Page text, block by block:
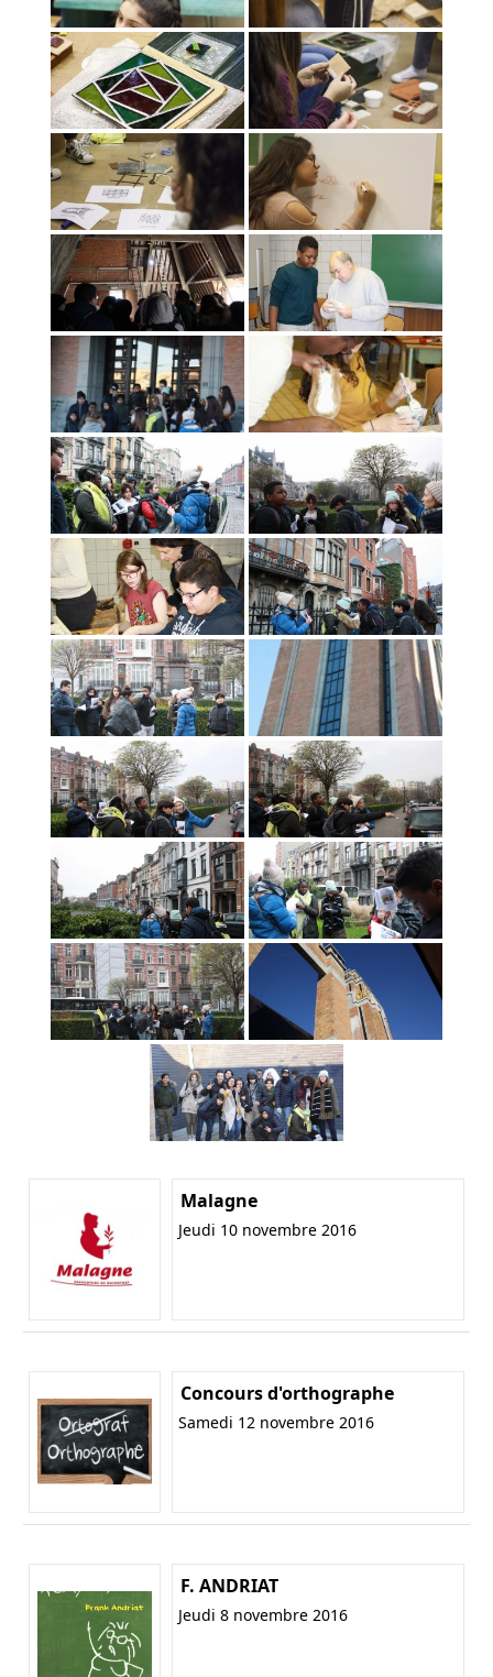
Malagne
Jeudi 10 novembre 2016
Concours d'orthographe
Samedi 12 novembre 2016
F. ANDRIAT
Jeudi 8 novembre 2016